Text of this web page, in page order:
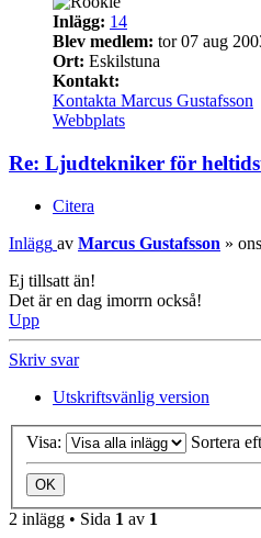
Inlägg: 14
Blev medlem: tor 07 aug
Ort: Eskilstuna
Kontakt:
Kontakta Marcus Gustafsson
Webbplats
Re: Ljudtekniker för
Citera
Inlägg av Marcus Gustafsson »
Ej tillsatt än!
Det är en dag imorrn också!
Upp
Skriv svar
Utskriftsvänlig version
Visa: Sortera
2 inlägg • Sida 1 av 1